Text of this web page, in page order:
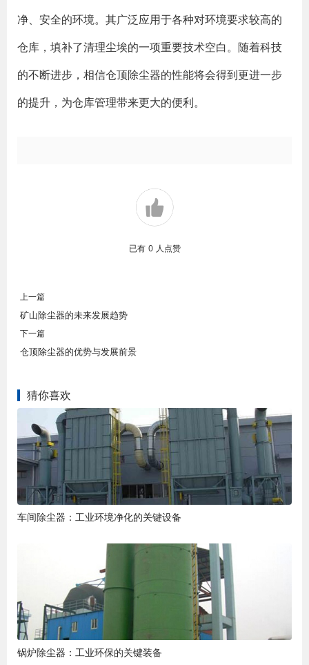
净、安全的环境。其广泛应用于各种对环境要求较高的
仓库，填补了清理尘埃的一项重要技术空白。随着科技
的不断进步，相信仓顶除尘器的性能将会得到更进一步
的提升，为仓库管理带来更大的便利。
已有 0 人点赞
上一篇
矿山除尘器的未来发展趋势
下一篇
仓顶除尘器的优势与发展前景
猜你喜欢
车间除尘器：工业环境净化的关键设备
锅炉除尘器：工业环保的关键装备